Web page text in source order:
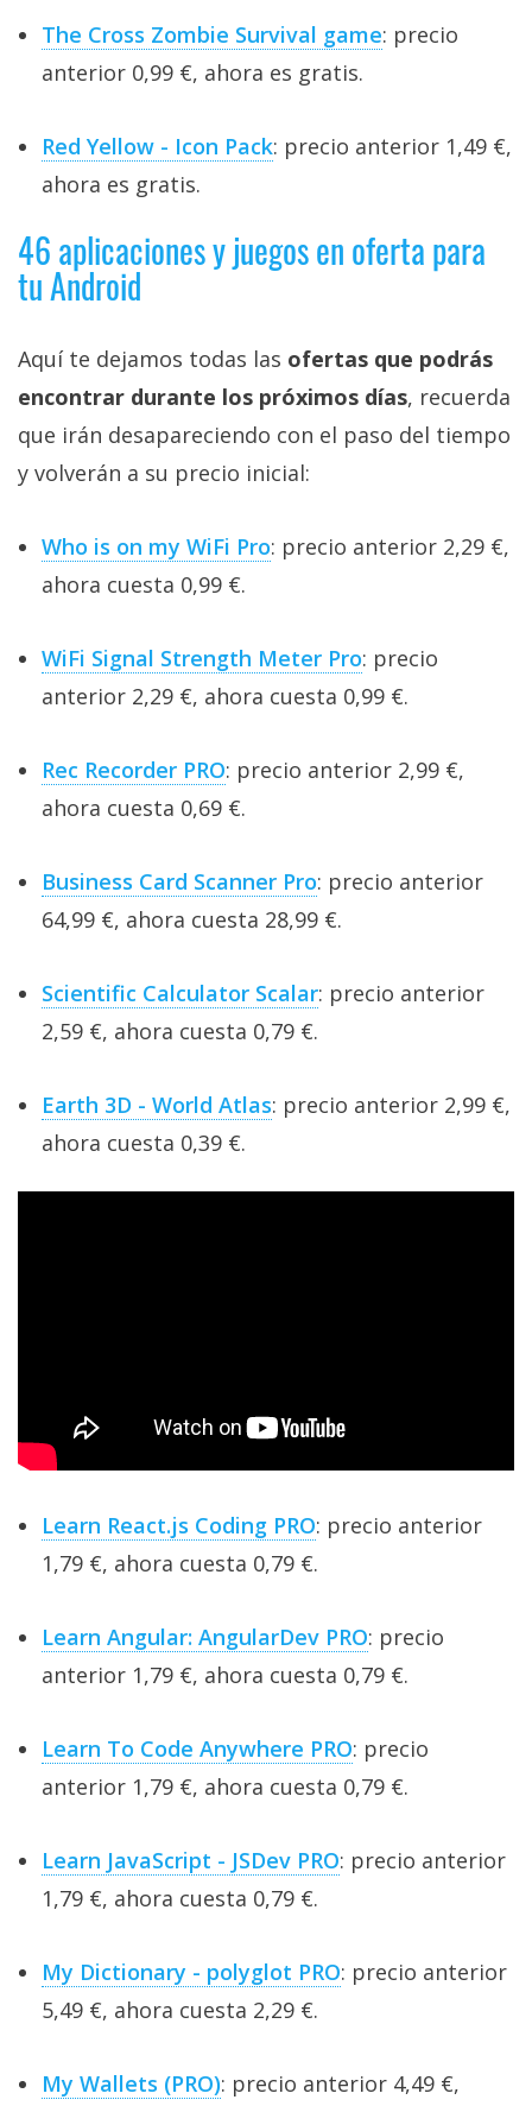
The Cross Zombie Survival game: precio
anterior 0,99 €, ahora es gratis.
Red Yellow - Icon Pack: precio anterior 1,49 €,
ahora es gratis.
46 aplicaciones y juegos en oferta para
tu Android
Aquí te dejamos todas las ofertas que podrás
encontrar durante los próximos días, recuerda
que irán desapareciendo con el paso del tiempo
y volverán a su precio inicial:
Who is on my WiFi Pro: precio anterior 2,29 €,
ahora cuesta 0,99 €.
WiFi Signal Strength Meter Pro: precio
anterior 2,29 €, ahora cuesta 0,99 €.
Rec Recorder PRO: precio anterior 2,99 €,
ahora cuesta 0,69 €.
Business Card Scanner Pro: precio anterior
64,99 €, ahora cuesta 28,99 €.
Scientific Calculator Scalar: precio anterior
2,59 €, ahora cuesta 0,79 €.
Earth 3D - World Atlas: precio anterior 2,99 €,
ahora cuesta 0,39 €.
Learn React.js Coding PRO: precio anterior
1,79 €, ahora cuesta 0,79 €.
Learn Angular: AngularDev PRO: precio
anterior 1,79 €, ahora cuesta 0,79 €.
Learn To Code Anywhere PRO: precio
anterior 1,79 €, ahora cuesta 0,79 €.
Learn JavaScript - JSDev PRO: precio anterior
1,79 €, ahora cuesta 0,79 €.
My Dictionary - polyglot PRO: precio anterior
5,49 €, ahora cuesta 2,29 €.
My Wallets (PRO): precio anterior 4,49 €,